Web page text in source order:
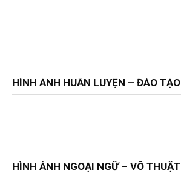
HÌNH ẢNH HUẤN LUYỆN – ĐÀO TẠO
HÌNH ẢNH NGOẠI NGỮ – VÕ THUẬT